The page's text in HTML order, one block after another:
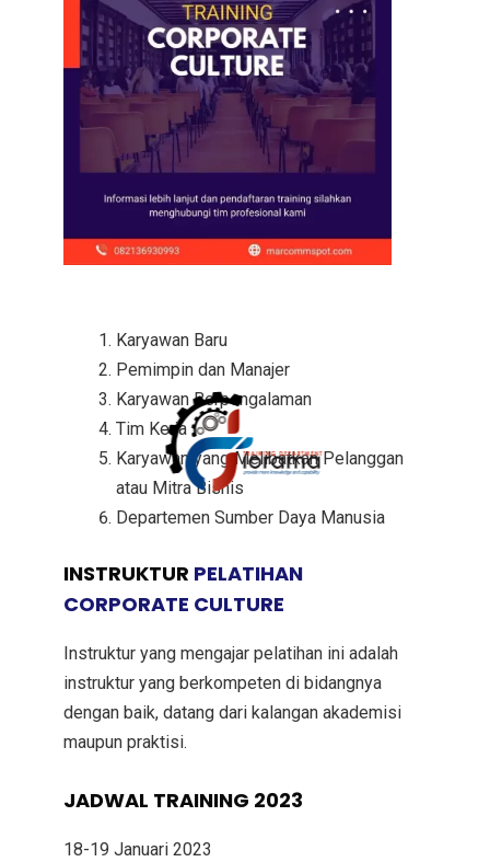
Karyawan Baru
Pemimpin dan Manajer
Karyawan Berpengalaman
Tim Kerja
Karyawan yang Melibatkan Pelanggan
atau Mitra Bisnis
Departemen Sumber Daya Manusia
INSTRUKTUR PELATIHAN
CORPORATE CULTURE
Instruktur yang mengajar pelatihan ini adalah
instruktur yang berkompeten di bidangnya
dengan baik, datang dari kalangan akademisi
maupun praktisi.
JADWAL TRAINING 2023
18-19 Januari 2023